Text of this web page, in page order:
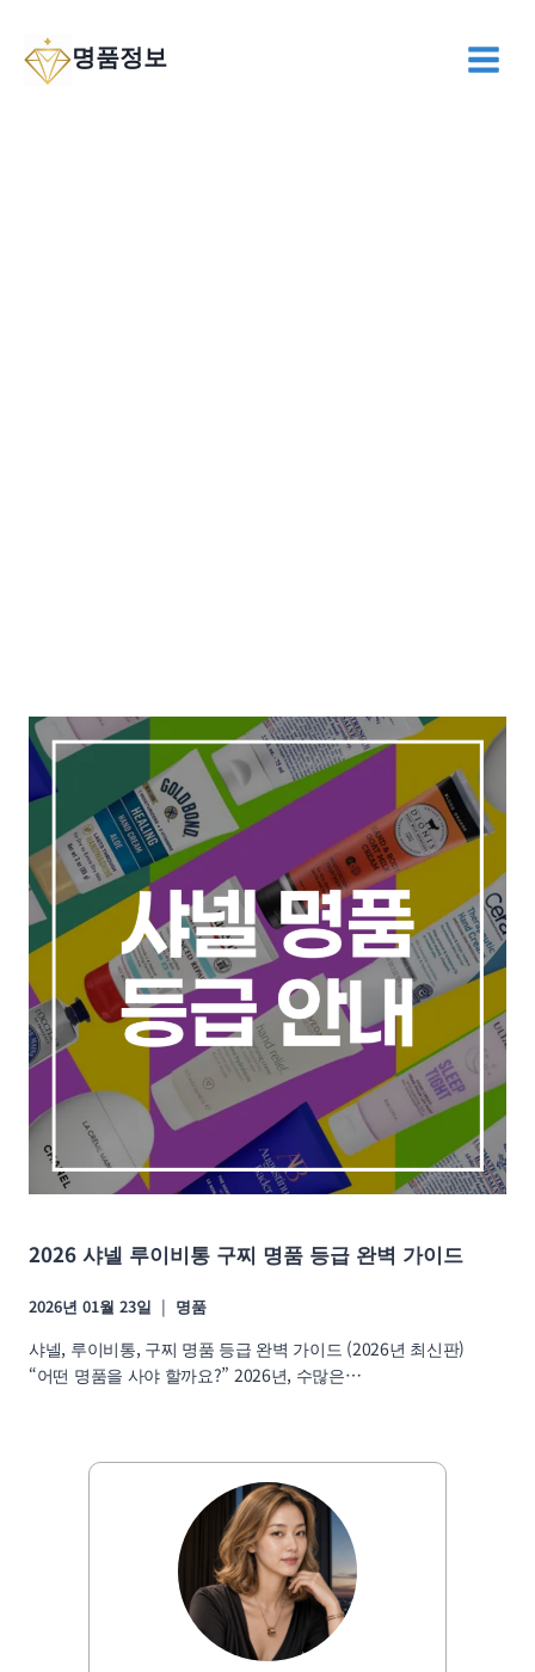
content명품정보
2026 샤넬 루이비통 구찌 명품 등급 완벽 가이드
2026년 01월 23일 명품
샤넬, 루이비통, 구찌 명품 등급 완벽 가이드 (2026년 최신판)
“어떤 명품을 사야 할까요?” 2026년, 수많은…